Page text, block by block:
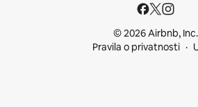
© 2026 Airbnb, Inc.
Pravila o privatnosti